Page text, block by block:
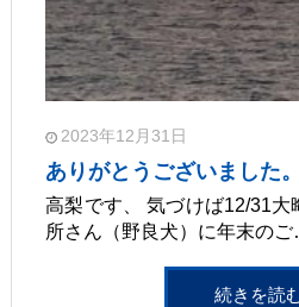
2023年12月31日
ありがとうございました。
高梨です、 気づけば12/31大
所さん（野良犬）に年末の
続きを読